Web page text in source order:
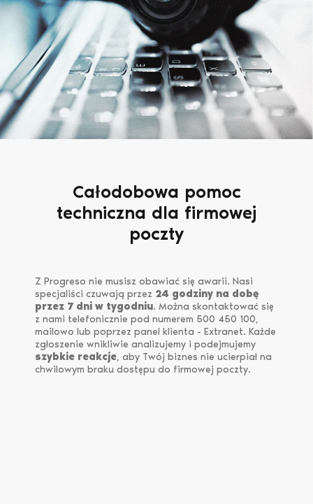
Całodobowa pomoc
techniczna dla firmowej
poczty
Z Progreso nie musisz obawiać się awarii. Nasi
specjaliści czuwają przez 24 godziny na dobę
przez 7 dni w tygodniu. Można skontaktować się
z nami telefonicznie pod numerem 500 450 100,
mailowo lub poprzez panel klienta - Extranet. Każde
zgłoszenie wnikliwie analizujemy i podejmujemy
szybkie reakcje, aby Twój biznes nie ucierpiał na
chwilowym braku dostępu do firmowej poczty.